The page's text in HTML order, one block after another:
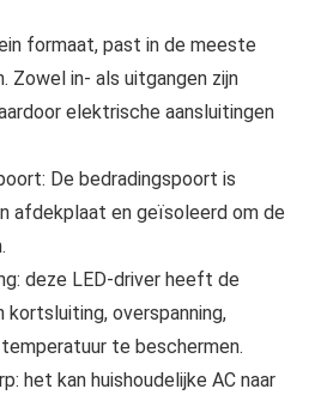
formaat, past in de meeste
Zowel in- als uitgangen zijn
elektrische aansluitingen
De bedradingspoort is
afdekplaat en geïsoleerd om de
deze LED-driver heeft de
overspanning,
te beschermen.
het kan huishoudelijke AC naar